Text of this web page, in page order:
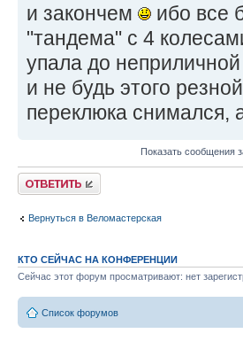
и закончем
ибо все
"тандема" с 4
упала до неприличной
и не будь этого
переклюка снимался,
Показать сообщения
Ответить
Вернуться в Веломастерская
КТО СЕЙЧАС НА КОНФЕРЕНЦИИ
Сейчас этот форум просматривают: нет
Список форумов